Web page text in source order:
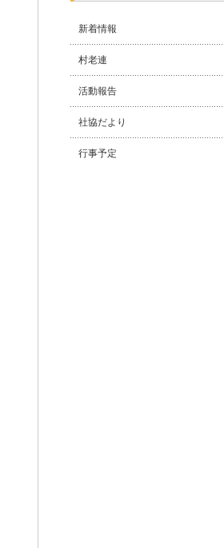
新着情報
村老連
活動報告
社協だより
行事予定